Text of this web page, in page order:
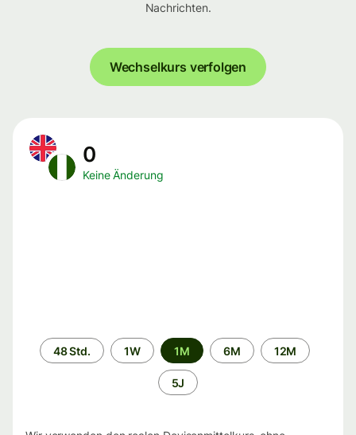
Nachrichten.
Wechselkurs verfolgen
0
Keine Änderung
Zeitraum
48 Std. 1W 1M 6M 12M
5J